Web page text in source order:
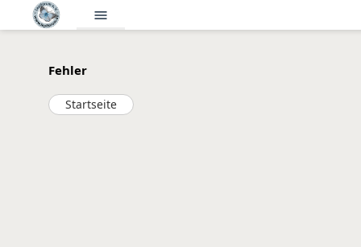
menu
Fehler
Startseite